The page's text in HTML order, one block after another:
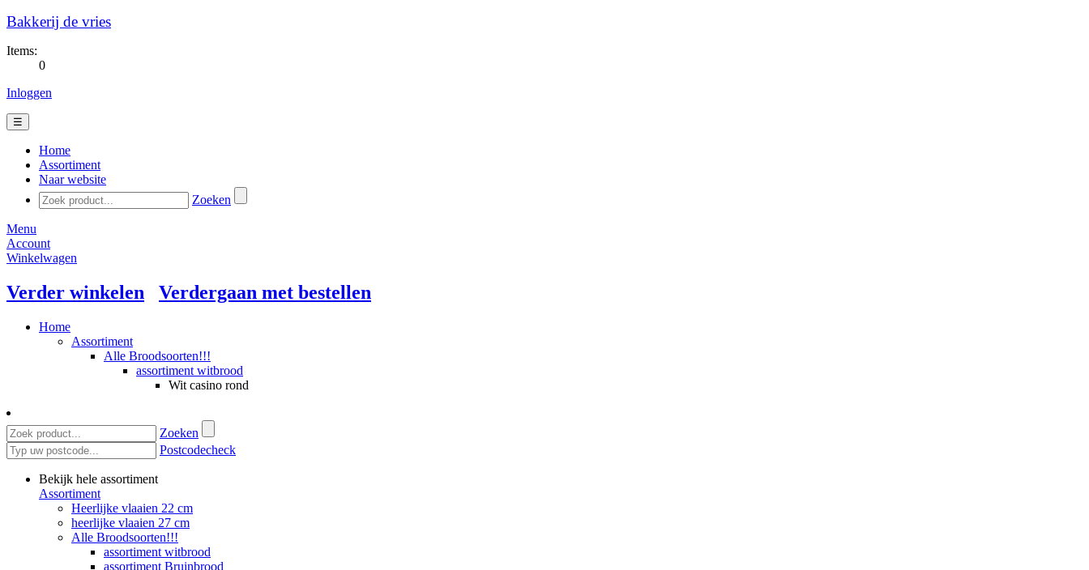
Bakkerij de vries
Items:
0
Inloggen
☰
Home
Assortiment
Naar website
Zoeken
Menu
Account
Winkelwagen
Verder winkelen Verdergaan met bestellen
Home
Assortiment
Alle Broodsoorten!!!
assortiment witbrood
Wit casino rond
Zoeken
Postcodecheck
Bekijk hele assortiment
Assortiment
Heerlijke vlaaien 22 cm
heerlijke vlaaien 27 cm
Alle Broodsoorten!!!
assortiment witbrood
assortiment Bruinbrood